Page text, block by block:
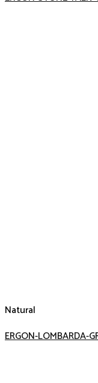
Natural
ERGON-LOMBARDA-